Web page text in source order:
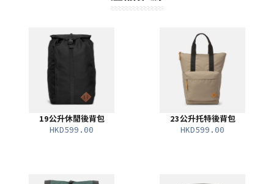
19公升休閒後背包
HKD599.00
23公升托特後背包
HKD599.00